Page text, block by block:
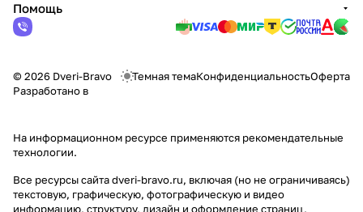
Помощь
© 2026 Dveri-Bravo Темная темаКонфиденциальностьОферта
Разработано в
На информационном ресурсе применяются рекомендательные
технологии.
Все ресурсы сайта dveri-bravo.ru, включая (но не ограничиваясь)
текстовую, графическую, фотографическую и видео
информацию, структуру, дизайн и оформление страниц,